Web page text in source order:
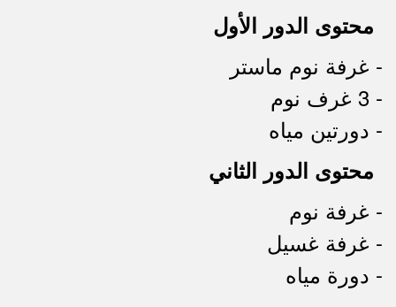
محتوى الدور الأول
- غرفة نوم ماستر
- 3 غرف نوم
- دورتين مياه
محتوى الدور الثاني
- غرفة نوم
- غرفة غسيل
- دورة مياه